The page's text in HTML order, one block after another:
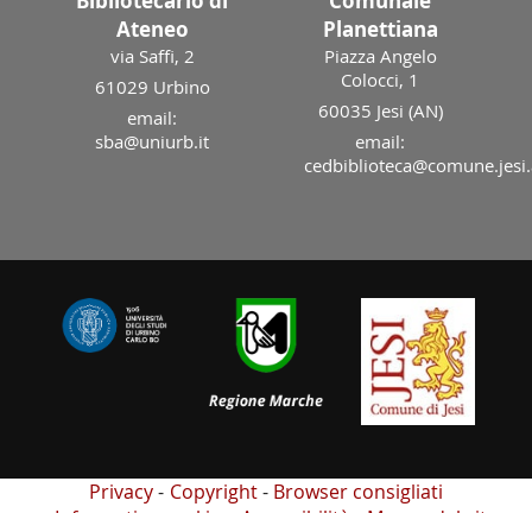
Ateneo
via Saffi, 2
61029 Urbino
email:
sba@uniurb.it
Planettiana
Piazza Angelo
Colocci, 1
60035 Jesi (AN)
email:
Privacy Copyright
Browser consigliati